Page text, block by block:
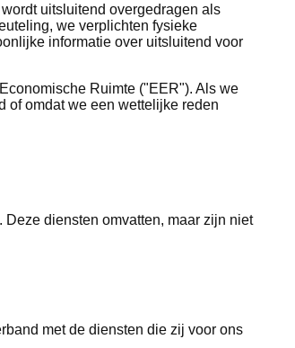
uitsluitend overgedragen als
we verplichten fysieke
informatie over uitsluitend voor
Ruimte ("EER"). Als we
of omdat we een wettelijke reden
diensten omvatten, maar zijn niet
met de diensten die zij voor ons